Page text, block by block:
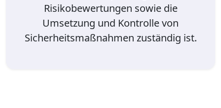
Risikobewertungen sowie die
Umsetzung und Kontrolle von
Sicherheitsmaßnahmen zuständig ist.